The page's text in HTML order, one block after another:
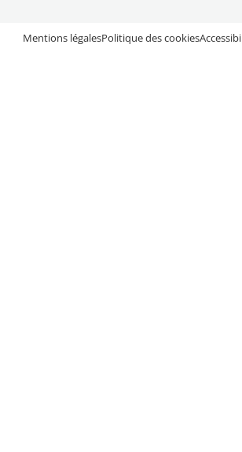
Mentions légalesPolitique des cookies